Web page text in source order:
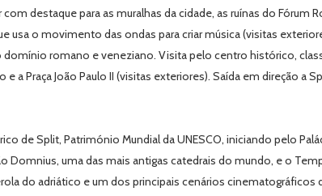
destaque para as muralhas da cidade, as ruínas do Fórum
usa o movimento das ondas para criar música (visitas
romano e veneziano. Visita pelo centro histórico,
e a Praça João Paulo II (visitas exteriores). Saída em direção a
de Split, Património Mundial da UNESCO, iniciando pelo
uma das mais antigas catedrais do mundo, e o
do adriático e um dos principais cenários cinematográficos